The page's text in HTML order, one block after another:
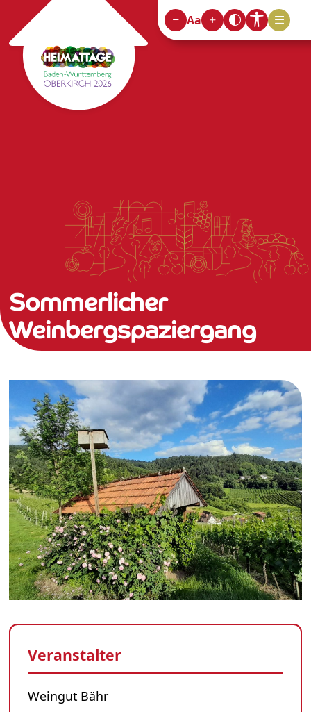
Aa
Sommerlicher
Weinbergspaziergang
Veranstalter
Weingut Bähr